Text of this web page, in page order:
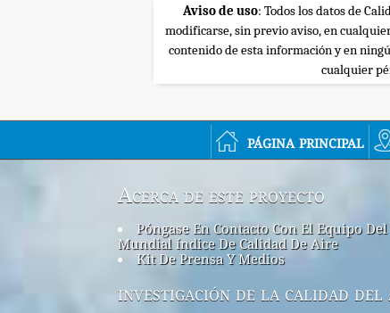
Aviso de uso: Todos los datos de
modificarse, sin previo aviso, en
contenido de esta información y en
cualquier
página principal
Acerca de este proyecto
Póngase En Contacto Con El Equipo
Mundial índice De Calidad De Aire
Kit De Prensa Y Medios
investigación de la calidad del